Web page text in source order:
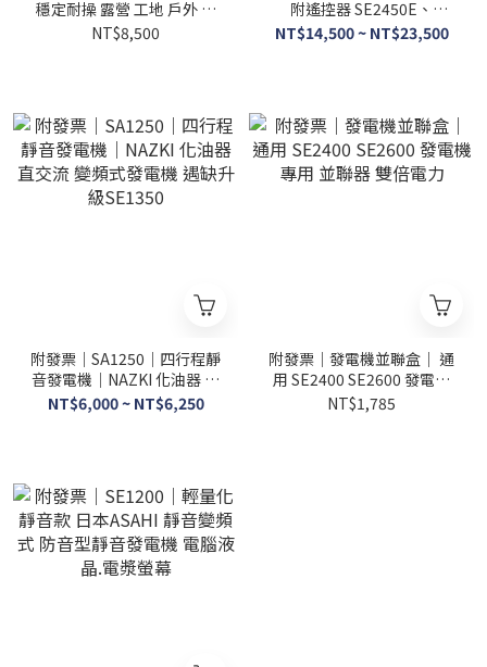
穩定耐操 露營 工地 戶外 停
電 省油 發電機
NT$8,500
附遙控器 SE2450E、
SE2650E、SE3610E 大功率
NT$14,500 ~ NT$23,500
附發票｜SA1250｜四行程靜
音發電機｜NAZKI 化油器 直
交流 變頻式發電機 遇缺升級
NT$6,000 ~ NT$6,250
附發票｜發電機並聯盒｜ 通
用 SE2400 SE2600 發電機
專用 並聯器 雙倍電力
NT$1,785